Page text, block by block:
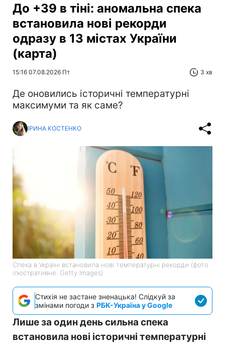
До +39 в тіні: аномальна спека
встановила нові рекорди
одразу в 13 містах України
(карта)
15:16 07.08.2026 Пт 3 хв
Де оновились історичні температурні
максимуми та як саме?
ІРИНА КОСТЕНКО
Спека в Україні встановила нові температурні рекорди (фото
ілюстративне: Getty Images)
Стихія не застане зненацька! Слідкуй за
змінами погоди з РБК-Україна у Google
Лише за один день сильна спека
встановила нові історичні температурні